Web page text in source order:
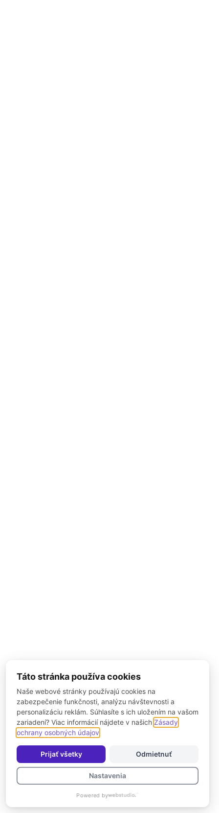
Táto stránka používa cookies
Naše webové stránky používajú cookies na
zabezpečenie funkčnosti, analýzu návštevnosti a
personalizáciu reklám. Súhlasíte s ich uložením na vašom
zariadení? Viac informácií nájdete v našich Zásady
ochrany osobných údajov
Prijať všetky Odmietnuť
Nastavenia
Powered by